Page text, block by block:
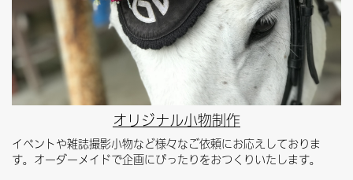
オリジナル小物制作
イベントや雑誌撮影小物など様々なご依頼にお応えしておりま
す。オーダーメイドで企画にぴったりをおつくりいたします。